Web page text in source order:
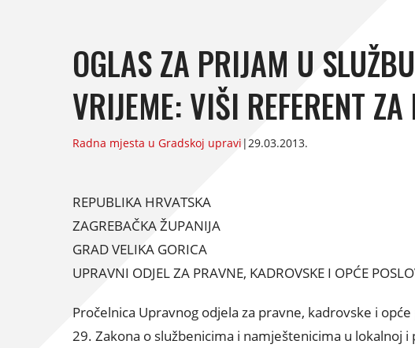
OGLAS ZA PRIJAM U
VRIJEME: VIŠI REFERENT
Radna mjesta u Gradskoj upravi |29.03.2013.
REPUBLIKA HRVATSKA
ZAGREBAČKA ŽUPANIJA
GRAD VELIKA GORICA
UPRAVNI ODJEL ZA PRAVNE, KADROVSKE I OPĆE
Pročelnica Upravnog odjela za pravne, kadrovske i
29. Zakona o službenicima i namještenicima u lokalnoj